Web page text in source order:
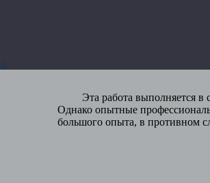
Эта работа выполняется в
Однако опытные
большого опыта, в противном